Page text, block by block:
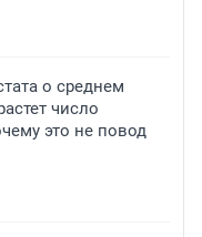
о среднем
число
это не повод